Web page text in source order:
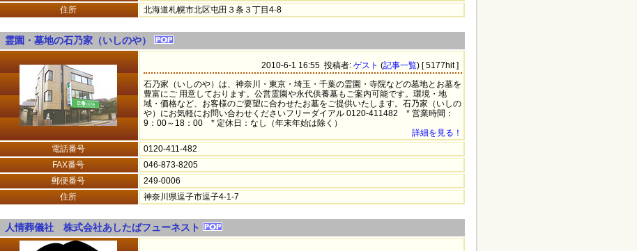
住所
北海道札幌市北区屯田３条３丁目4-8
霊園・墓地の石乃家（いしのや）
2010-6-1 16:55 投稿者: ゲスト (記事一覧) [ 5177hit ]
石乃家（いしのや）は、神奈川・東京・埼玉・千葉の霊園・寺院などの墓地とお墓を
豊富にご 用意しております。公営霊園や永代供養墓もご案内可能です。環境・地
域・価格など、お客様のご要望に合わせたお墓をご提供いたします。石乃家（いしの
や）にお気軽にお問い合わせくださいフリーダイアル 0120-411482 * 営業時間：
9：00～18：00 * 定休日：なし（年末年始は除く）
詳細を見る！
電話番号
0120-411-482
FAX番号
046-873-8205
郵便番号
249-0006
住所
神奈川県逗子市逗子4-1-7
人情葬儀社 株式会社あしたばフューネスト